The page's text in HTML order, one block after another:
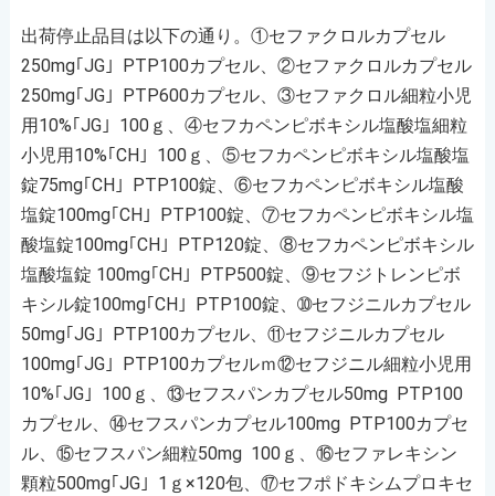
出荷停止品目は以下の通り。①セファクロルカプセル
250mg｢JG｣ PTP100カプセル、②セファクロルカプセル
250mg｢JG｣ PTP600カプセル、③セファクロル細粒小児
用10%｢JG｣ 100ｇ、④セフカペンピボキシル塩酸塩細粒
小児用10%｢CH｣ 100ｇ、⑤セフカペンピボキシル塩酸塩
錠75mg｢CH｣ PTP100錠、⑥セフカペンピボキシル塩酸
塩錠100mg｢CH｣ PTP100錠、⑦セフカペンピボキシル塩
酸塩錠100mg｢CH｣ PTP120錠、⑧セフカペンピボキシル
塩酸塩錠 100mg｢CH｣ PTP500錠、⑨セフジトレンピボ
キシル錠100mg｢CH｣ PTP100錠、➉セフジニルカプセル
50mg｢JG｣ PTP100カプセル、⑪セフジニルカプセル
100mg｢JG｣ PTP100カプセルｍ⑫セフジニル細粒小児用
10%｢JG｣ 100ｇ、⑬セフスパンカプセル50mg PTP100
カプセル、⑭セフスパンカプセル100mg PTP100カプセ
ル、⑮セフスパン細粒50mg 100ｇ、⑯セファレキシン
顆粒500mg｢JG｣ 1ｇ×120包、⑰セフポドキシムプロキセ